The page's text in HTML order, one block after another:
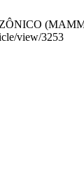
view/3253